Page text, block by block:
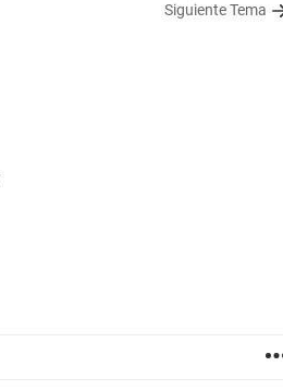
Siguiente Tema